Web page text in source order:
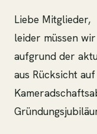
Liebe Mitglieder,
leider müssen
aufgrund der
aus Rücksicht